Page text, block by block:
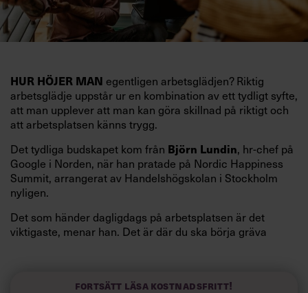
HUR HÖJER MAN egentligen arbetsglädjen? Riktig
arbetsglädje uppstår ur en kombination av ett tydligt syfte,
att man upplever att man kan göra skillnad på riktigt och
att arbetsplatsen känns trygg.
Det tydliga budskapet kom från Björn Lundin, hr-chef på
Google i Norden, när han pratade på Nordic Happiness
Summit, arrangerat av Handelshögskolan i Stockholm
nyligen.
Det som händer dagligdags på arbetsplatsen är det
viktigaste, menar han. Det är där du ska börja gräva
och höjt arbetsglädjen på Google:
Fortsätt läsa kostnadsfritt!